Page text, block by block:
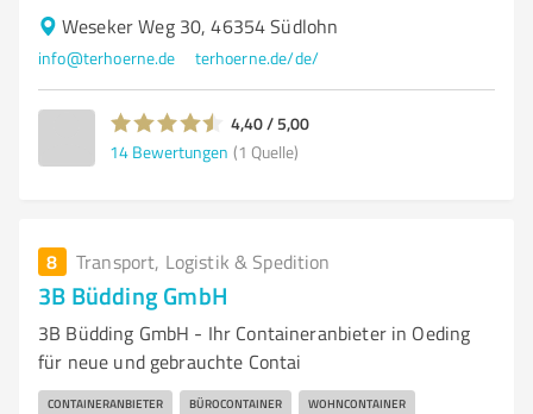
Weseker Weg 30, 46354 Südlohn
info@terhoerne.de terhoerne.de/de/
4,40 / 5,00
14 Bewertungen (1 Quelle)
8 Transport, Logistik & Spedition
3B Büdding GmbH
3B Büdding GmbH - Ihr Containeranbieter in Oeding
für neue und gebrauchte Contai
CONTAINERANBIETER BÜROCONTAINER WOHNCONTAINER